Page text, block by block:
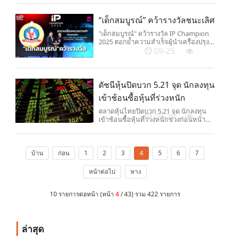
เครดิตที่ระดับ 'BBB+' แนะแนวทางมี
โอกาสกลับขึ้นมาได้ไหม
“เด็กสมบูรณ์” คว้ารางวัลชนะเลิศ
"เด็กสมบูรณ์" คว้ารางวัล IP Champion
2025 ตอกย้ำความสำเร็จผู้นำเครื่องปรุง
09-25
ดัชนีหุ้นปิดบวก 5.21 จุด นักลงทุน
เข้าช้อนซื้อหุ้นที่ร่วงหนัก
ตลาดหุ้นไทยปิดบวก 5.21 จุด นักลงทุน
เข้าช้อนซื้อหุ้นที่ร่วงหนักช่วงก่อนหน้า
09-25
บ้าน ก่อน 1 2 3 4 5 6 7
หน้าต่อไป หาง
10 รายการต่อหน้า (หน้า 4/ 43) รวม 422 รายการ
ล่าสุด